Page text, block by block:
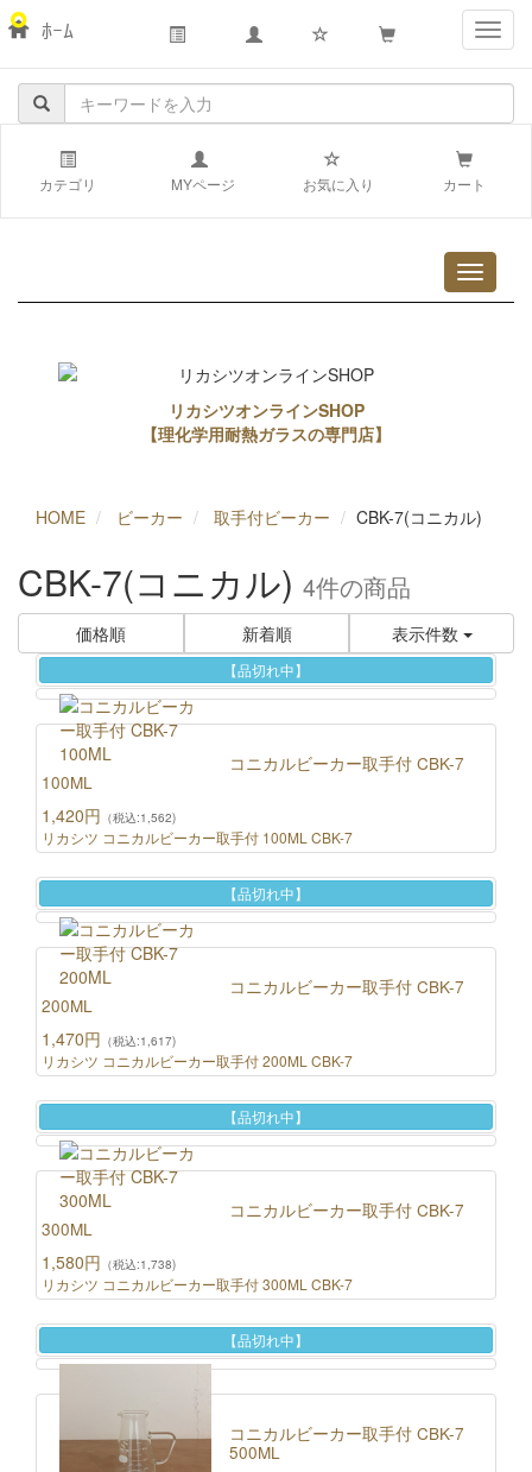
ﾎｰﾑ
カテゴリ MYページ お気に入り カート
リカシツオンラインSHOP
【理化学用耐熱ガラスの専門店】
HOME ビーカー 取手付ビーカー CBK-7(コニカル)
CBK-7(コニカル) 4件の商品
価格順 新着順 表示件数
【品切れ中】
コニカルビーカー取手付 CBK-7
100ML
1,420円 （税込:1,562)
リカシツ コニカルビーカー取手付 100ML CBK-7
【品切れ中】
コニカルビーカー取手付 CBK-7
200ML
1,470円 （税込:1,617)
リカシツ コニカルビーカー取手付 200ML CBK-7
【品切れ中】
コニカルビーカー取手付 CBK-7
300ML
1,580円 （税込:1,738)
リカシツ コニカルビーカー取手付 300ML CBK-7
【品切れ中】
コニカルビーカー取手付 CBK-7
500ML